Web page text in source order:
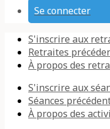
Se connecter
S'inscrire aux
Retraites
À propos des
S'inscrire aux
Séances
À propos des